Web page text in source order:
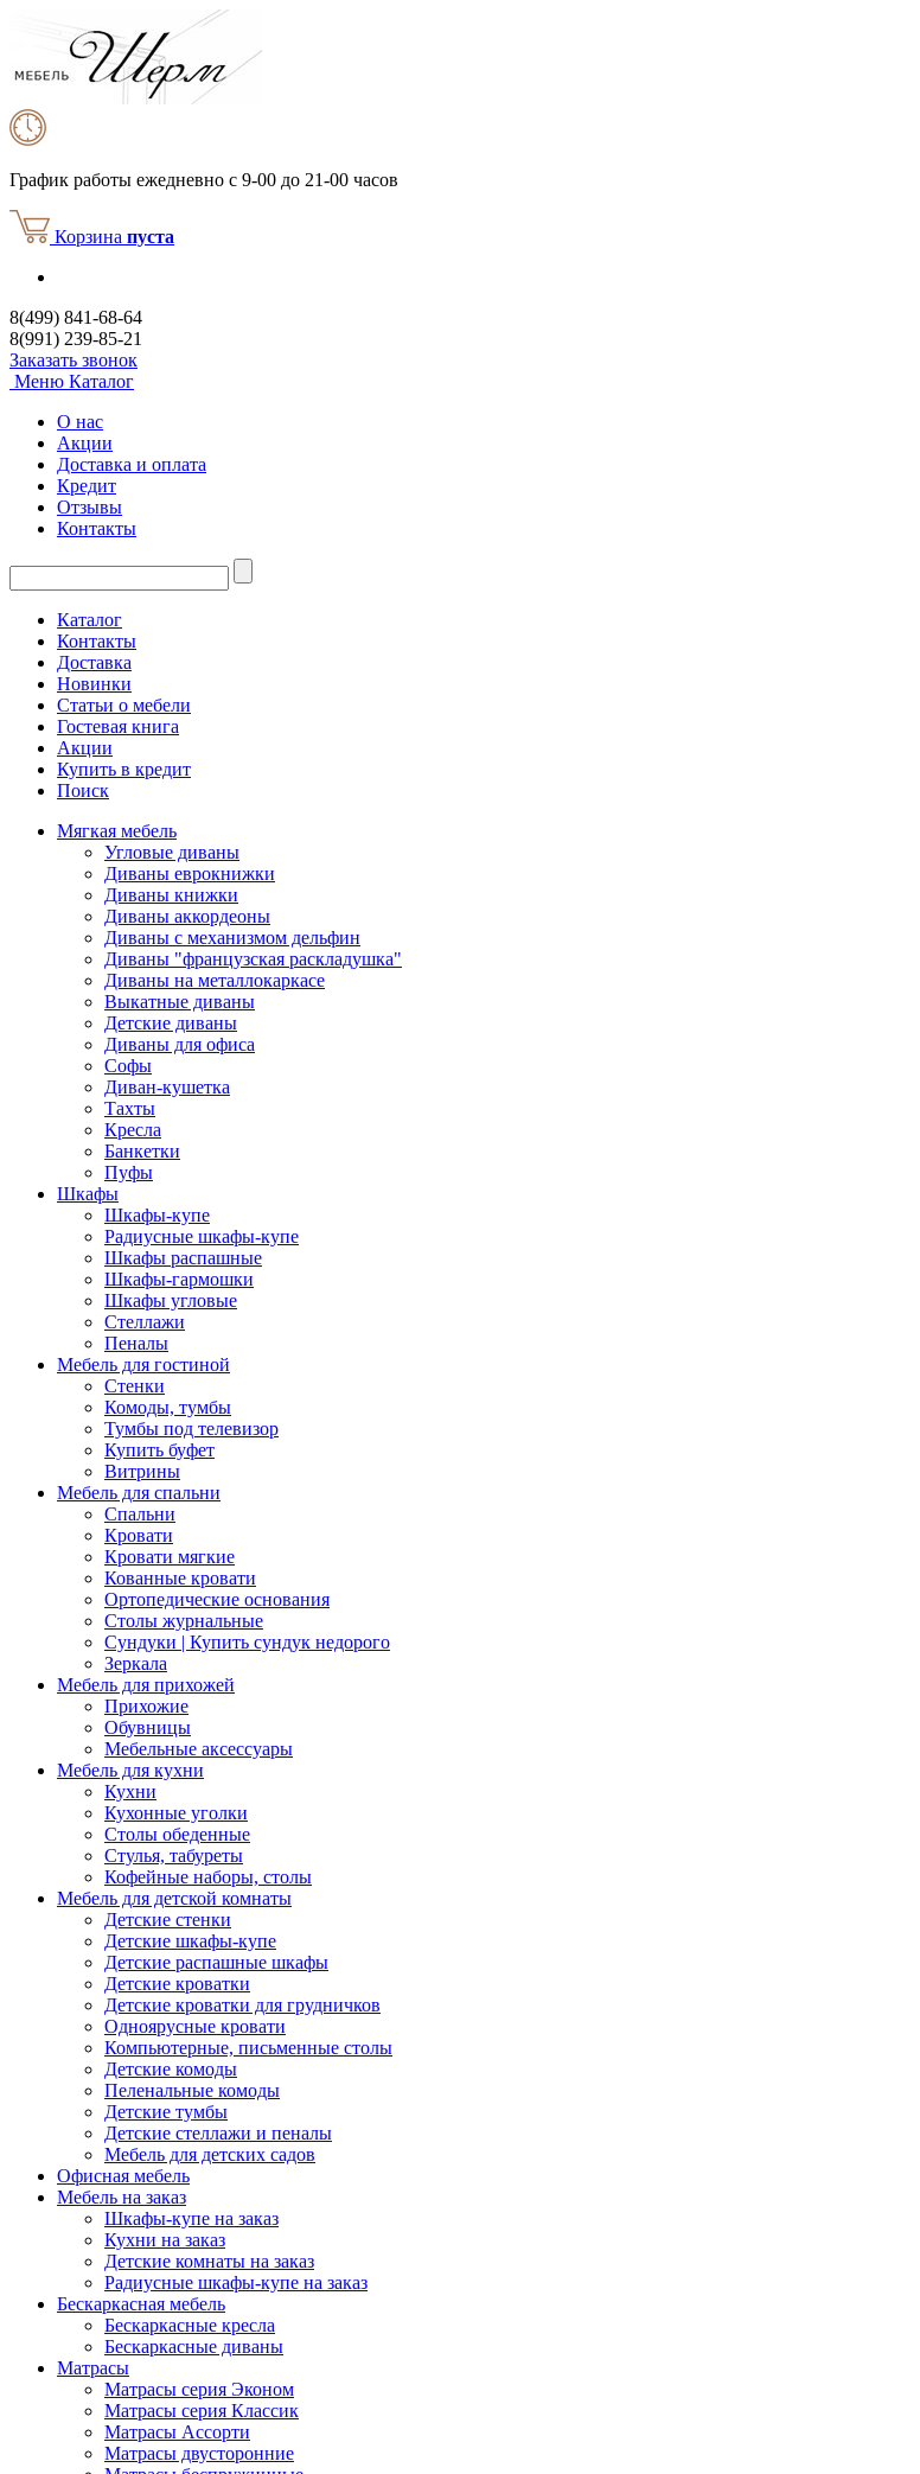
График работы ежедневно с 9-00 до 21-00 часов
Корзина пуста
8(499) 841-68-64
8(991) 239-85-21
Заказать звонок
Меню Каталог
О нас
Акции
Доставка и оплата
Кредит
Отзывы
Контакты
Каталог
Контакты
Доставка
Новинки
Статьи о мебели
Гостевая книга
Акции
Купить в кредит
Поиск
Мягкая мебель
Угловые диваны
Диваны еврокнижки
Диваны книжки
Диваны аккордеоны
Диваны с механизмом дельфин
Диваны "французская раскладушка"
Диваны на металлокаркасе
Выкатные диваны
Детские диваны
Диваны для офиса
Софы
Диван-кушетка
Тахты
Кресла
Банкетки
Пуфы
Шкафы
Шкафы-купе
Радиусные шкафы-купе
Шкафы распашные
Шкафы-гармошки
Шкафы угловые
Стеллажи
Пеналы
Мебель для гостиной
Стенки
Комоды, тумбы
Тумбы под телевизор
Купить буфет
Витрины
Мебель для спальни
Спальни
Кровати
Кровати мягкие
Кованные кровати
Ортопедические основания
Столы журнальные
Сундуки | Купить сундук недорого
Зеркала
Мебель для прихожей
Прихожие
Обувницы
Мебельные аксессуары
Мебель для кухни
Кухни
Кухонные уголки
Столы обеденные
Стулья, табуреты
Кофейные наборы, столы
Мебель для детской комнаты
Детские стенки
Детские шкафы-купе
Детские распашные шкафы
Детские кроватки
Детские кроватки для грудничков
Одноярусные кровати
Компьютерные, письменные столы
Детские комоды
Пеленальные комоды
Детские тумбы
Детские стеллажи и пеналы
Мебель для детских садов
Офисная мебель
Мебель на заказ
Шкафы-купе на заказ
Кухни на заказ
Детские комнаты на заказ
Радиусные шкафы-купе на заказ
Бескаркасная мебель
Бескаркасные кресла
Бескаркасные диваны
Матрасы
Матрасы серия Эконом
Матрасы серия Классик
Матрасы Ассорти
Матрасы двусторонние